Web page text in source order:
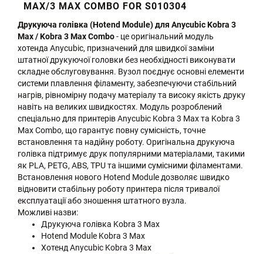
MAX/3 MAX COMBO FOR S010304
Друкуюча голівка (Hotend Module) для Anycubic Kobra 3
Max / Kobra 3 Max Combo- це оригінальний модуль
хотенда Anycubic, призначений для швидкої заміни
штатної друкуючої головки без необхідності виконувати
складне обслуговування. Вузол поєднує основні елементи
системи плавлення філаменту, забезпечуючи стабільний
нагрів, рівномірну подачу матеріалу та високу якість друку
навіть на великих швидкостях. Модуль розроблений
спеціально для принтерів Anycubic Kobra 3 Max та Kobra 3
Max Combo, що гарантує повну сумісність, точне
встановлення та надійну роботу. Оригінальна друкуюча
голівка підтримує друк популярними матеріалами, такими
як PLA, PETG, ABS, TPU та іншими сумісними філаментами.
Встановлення нового Hotend Module дозволяє швидко
відновити стабільну роботу принтера після тривалої
експлуатації або зношення штатного вузла.
Можливі назви:
Друкуюча голівка Kobra 3 Max
Hotend Module Kobra 3 Max
Хотенд Anycubic Kobra 3 Max